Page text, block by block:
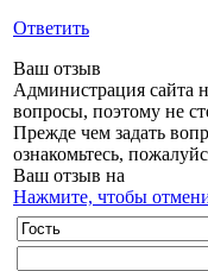
Ответить
Ваш отзыв
Администрация сайта
вопросы, поэтому не
Прежде чем задать
ознакомьтесь,
Ваш отзыв на
Нажмите, чтобы